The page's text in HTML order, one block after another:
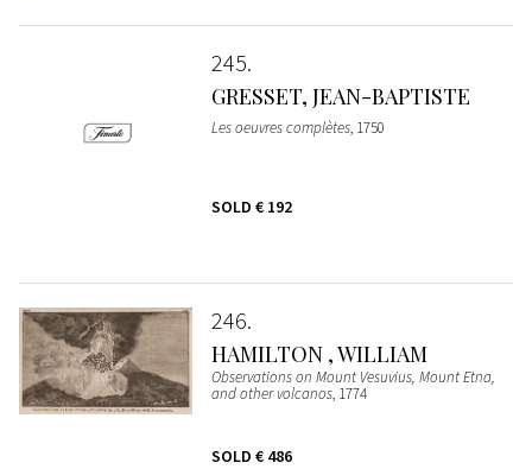
245
GRESSET, JEAN-BAPTISTE
Les oeuvres complètes, 1750
SOLD € 192
246
HAMILTON , WILLIAM
Observations on Mount Vesuvius, Mount Etna,
and other volcanos, 1774
SOLD € 486